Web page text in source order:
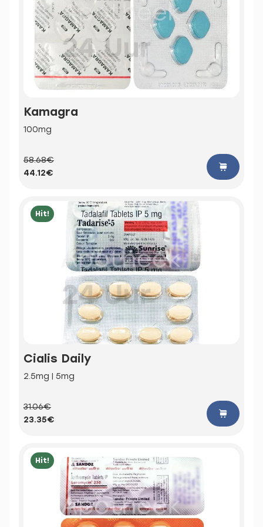
Kamagra
100mg
58.68€
44.12€
Hit!
Cialis Daily
2.5mg | 5mg
31.06€
23.35€
Hit!